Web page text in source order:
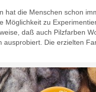
hat die Menschen schon
Möglichkeit zu
daß auch Pilzfarben
ausprobiert. Die erzielten